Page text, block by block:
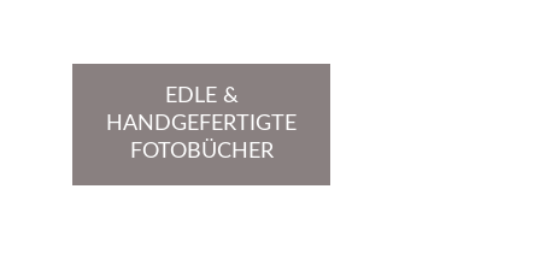
EDLE &
HANDGEFERTIGTE
FOTOBÜCHER